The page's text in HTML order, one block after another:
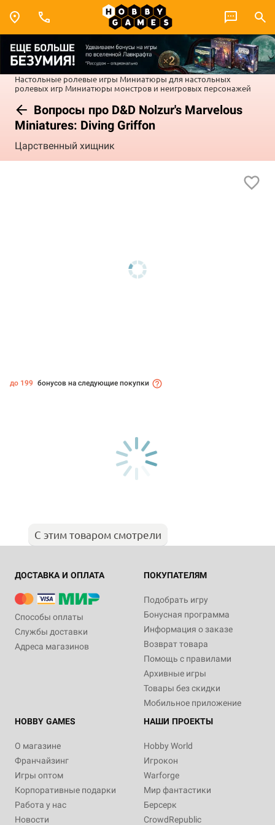
Настольные ролевые игры Миниатюры для настольных
ролевых игр Миниатюры монстров и неигровых персонажей
Вопросы про D&D Nolzur's Marvelous
Miniatures: Diving Griffon
Царственный хищник
до 199 бонусов на следующие покупки
С этим товаром смотрели
ДОСТАВКА И ОПЛАТА
Способы оплаты
Службы доставки
Адреса магазинов
ПОКУПАТЕЛЯМ
Подобрать игру
Бонусная программа
Информация о заказе
Возврат товара
Помощь с правилами
Архивные игры
Товары без скидки
Мобильное приложение
HOBBY GAMES
О магазине
Франчайзинг
Игры оптом
Корпоративные подарки
Работа у нас
Новости
НАШИ ПРОЕКТЫ
Hobby World
Игрокон
Warforge
Мир фантастики
Берсерк
CrowdRepublic